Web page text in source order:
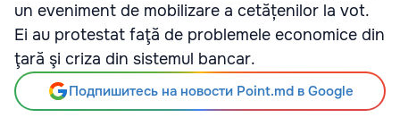
un eveniment de mobilizare a cetățenilor la vot.
Ei au protestat faţă de problemele economice din
ţară şi criza din sistemul bancar.
Подпишитесь на новости Point.md в Google